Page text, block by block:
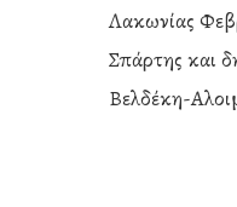
Λακωνίας
Σπάρτης και
Βελδέκη-